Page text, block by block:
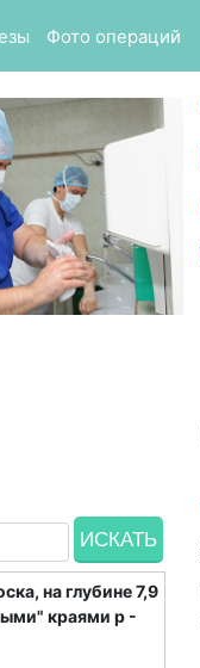
Фото операций
на глубине 7,9
краями р -